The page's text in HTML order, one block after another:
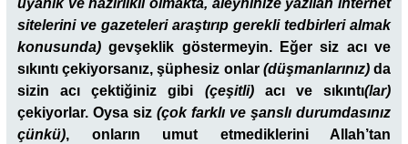
uyanık ve hazırlıklı olmakta, aleyhinize yazılan internet
sitelerini ve gazeteleri araştırıp gerekli tedbirleri almak
konusunda) gevşeklik göstermeyin. Eğer siz acı ve
sıkıntı çekiyorsanız, şüphesiz onlar (düşmanlarınız)da
sizin acı çektiğiniz gibi (çeşitli) acı ve sıkıntı(lar)
çekiyorlar. Oysa siz (çok farklı ve şanslı durumdasınız
çünkü), onların umut etmediklerini Allah’tan